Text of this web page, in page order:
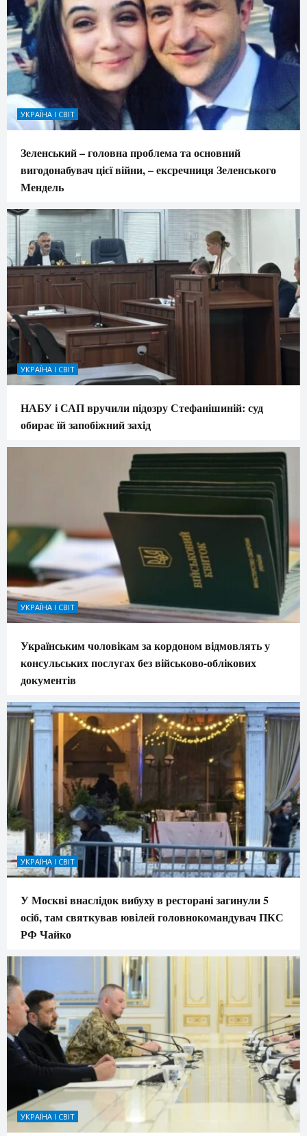
УКРАЇНА І СВІТ
Зеленський – головна проблема та основний
вигодонабувач цієї війни, – ексречниця Зеленського
Мендель
УКРАЇНА І СВІТ
НАБУ і САП вручили підозру Стефанішиній: суд
обирає їй запобіжний захід
УКРАЇНА І СВІТ
Українським чоловікам за кордоном відмовлять у
консульських послугах без військово-облікових
документів
УКРАЇНА І СВІТ
У Москві внаслідок вибуху в ресторані загинули 5
осіб, там святкував ювілей головнокомандувач ПКС
РФ Чайко
УКРАЇНА І СВІТ